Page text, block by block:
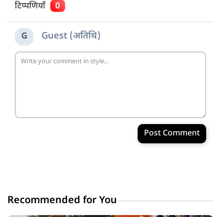
टिप्पणियाँ 0
G Guest (अतिथि)
Post Comment
Recommended for You